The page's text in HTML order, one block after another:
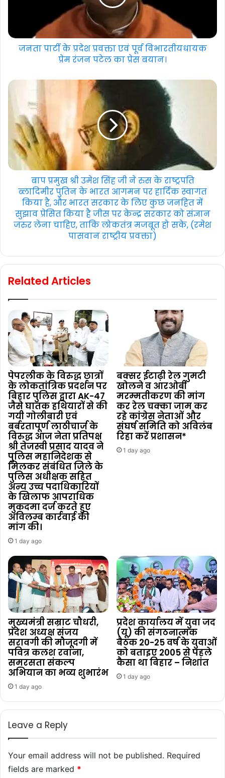
जनता पार्टी के प्रदेश प्रवक्ता एवं पूर्व विभारतीयधायक
प्रेम रंजन पटेल का प्रेस बयान।
बाप प्रमुख श्री उमेश सिंह जी ने रुस के राष्ट्रपति
ब्लादिमीर पुतिन के भारत आगमन पर हार्दिक स्वागत
किया है, और भारत सरकार के लिए कुछ जनहित में
सुझाव प्रेसित किया है जीस पर केन्द्र सरकार को संज्ञान
जरुर लेना चाहिए, ताकि लोकतंत्र मजबूत हो सके, (रमेश
पासवान राष्ट्रीय प्रवक्ता)
Related Articles
पेपरलीक के विरुद्ध छात्रों
के लोकतांत्रिक प्रदर्शन पर
बिहार पुलिस द्वारा AK-47
जैसे घातक हथियारों से की
गयी गोलीबारी एवं
बर्बरतापूर्ण लाठीचार्ज के
विरुद्ध आज नेता प्रतिपक्ष
श्री तेजस्वी प्रसाद यादव ने
पुलिस महानिदेशक से
मिलकर संबंधित जिले के
पुलिस अधीक्षक सहित
अन्य उच्च पदाधिकारियों
के खिलाफ आपराधिक
मुकदमा दर्ज करते हुए
अविलम्ब कार्रवाई की
मांग की।
1 day ago
बक्सर ईटाढ़ी रेल गुमटी
खोलने व आरओबी
मरम्मतीकरण की मांग
कर रेल चक्का जाम कर
रहे कांग्रेस नेताओं और
संघर्ष समिति को अविलंब
रिहा करें प्रशासन*
1 day ago
मुख्यमंत्री सम्राट चौधरी,
प्रदेश अध्यक्ष संजय
सरावगी की मौजूदगी में
पवित्र कलश रवाना,
समरसता संकल्प
अभियान का भव्य शुभारंभ
1 day ago
प्रदेश कार्यालय में युवा जद
(यू) की संगठनात्मक
बैठक 20-25 वर्ष के युवाओं
को बताइए 2005 से पहले
कैसा था बिहार – निशांत
1 day ago
Leave a Reply
Your email address will not be published. Required
fields are marked *